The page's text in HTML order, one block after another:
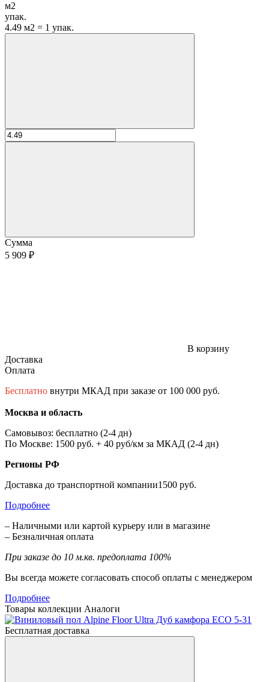
м2
упак.
4.49 м2 = 1 упак.
Сумма
5 909 ₽
В корзину
Доставка
Оплата
Бесплатно внутри МКАД при заказе от 100 000 руб.
Москва и область
Самовывоз: бесплатно (2-4 дн)
По Москве: 1500 руб. + 40 руб/км за МКАД (2-4 дн)
Регионы РФ
Доставка до транспортной компании1500 руб.
Подробнее
– Наличными или картой курьеру или в магазине
– Безналичная оплата
При заказе до 10 м.кв. предоплата 100%
Вы всегда можете согласовать способ оплаты с менеджером
Подробнее
Товары коллекции Аналоги
Бесплатная доставка